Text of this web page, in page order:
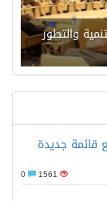
والتطور
قائمة جديدة
1561